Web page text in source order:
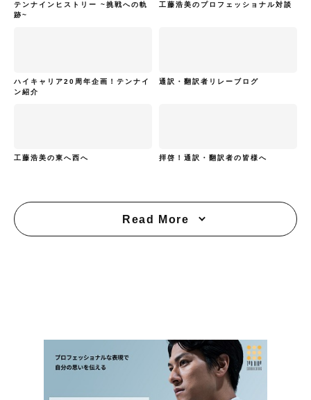
テンナインヒストリー ~挑戦への軌
跡~
工藤浩美のプロフェッショナル対談
ハイキャリア20周年企画！テンナイ
ン紹介
通訳・翻訳者リレーブログ
工藤浩美の東へ西へ 拝啓！通訳・翻訳者の皆様へ
Read More